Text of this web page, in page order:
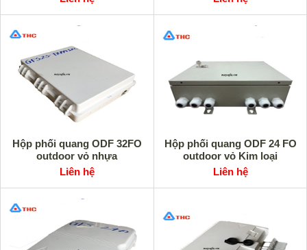
Hộp phối quang ODF 32FO
outdoor vỏ nhựa
Liên hệ
Hộp phối quang ODF 24 FO
outdoor vỏ Kim loại
Liên hệ